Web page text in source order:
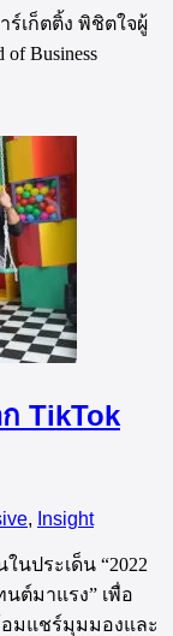
ร์เก็ตติ้ง พิชิตใจผู้
Business
TikTok
, Insight
นประเด็น “2022
นต์มาแรง” เพื่อ
อมแชร์มุมมองและ